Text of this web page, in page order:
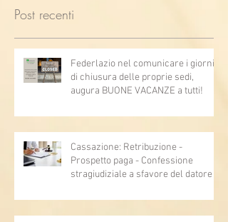
Post recenti
Federlazio nel comunicare i giorni
di chiusura delle proprie sedi,
augura BUONE VACANZE a tutti!
Cassazione: Retribuzione -
Prospetto paga - Confessione
stragiudiziale a sfavore del datore di
articoli 1362, 2697, 2730, 2732, 2734
e 2735)